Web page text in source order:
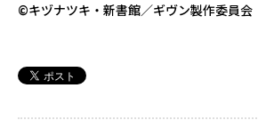
©キヅナツキ・新書館／ギヴン製作委員会